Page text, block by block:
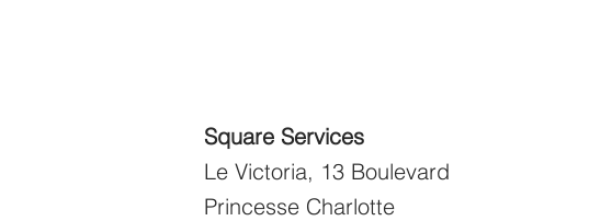
Square Services
Le Victoria, 13 Boulevard
Princesse Charlotte